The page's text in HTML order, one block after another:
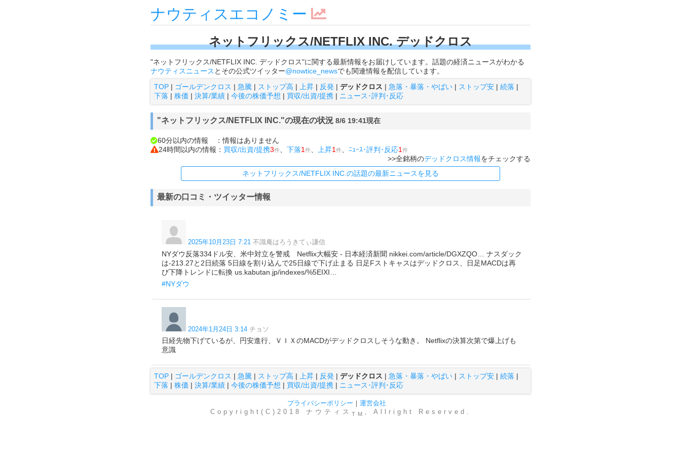
ナウティスエコノミー
ネットフリックス/NETFLIX INC. デッドクロス
"ネットフリックス/NETFLIX INC. デッドクロス"に関する最新情報をお届けしています。話題の経済ニュースがわかる
ナウティスニュース とその公式ツイッター@nowtice_newsでも関連情報を配信しています。
TOP | ゴールデンクロス | 急騰 | ストップ高 | 上昇 | 反発 | デッドクロス | 急落・暴落・やばい | ストップ安 | 続落 |
下落 | 株価 | 決算/業績 | 今後の株価予想 | 買収/出資/提携 | ニュース･評判･反応
"ネットフリックス/NETFLIX INC."の現在の状況 8/6 19:41現在
60分以内の情報 ：情報はありません
24時間以内の情報： 買収/出資/提携3件 下落1 件 上昇1 件 ﾆｭｰｽ･評判･反応1 件
>>全銘柄のデッドクロス情報をチェックする
ネットフリックス/NETFLIX INC.の話題の最新ニュースを見る
最新の口コミ・ツイッター情報
2025年10月23日 7:21 不識庵はろうきてぃ謙信
NYダウ反落334ドル安、米中対立を警戒 Netflix大幅安 - 日本経済新聞 nikkei.com/article/DGXZQO… ナスダック
は-213.27と2日続落 5日線を割り込んで25日線で下げ止まる 日足Fストキャスはデッドクロス、日足MACDは再
び下降トレンドに転換 us.kabutan.jp/indexes/%5EIXI…
#NYダウ
2024年1月24日 3:14 チョソ
日経先物下げているが、円安進行、ＶＩＸのMACDがデッドクロスしそうな動き。 Netflixの決算次第で爆上げも
意識
TOP | ゴールデンクロス | 急騰 | ストップ高 | 上昇 | 反発 | デッドクロス | 急落・暴落・やばい | ストップ安 | 続落 |
下落 | 株価 | 決算/業績 | 今後の株価予想 | 買収/出資/提携 | ニュース･評判･反応
プライバシーポリシー ｜ 運営会社
Copyright(C)2018 ナウティス TM , Allright Reserved.